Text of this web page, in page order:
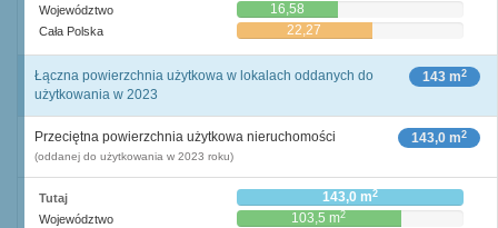
Województwo 16,58
Cała Polska 22,27
143 m2
Łączna powierzchnia użytkowa w lokalach oddanych do
użytkowania w 2023
143,0 m2
Przeciętna powierzchnia użytkowa nieruchomości
(oddanej do użytkowania w 2023 roku)
Tutaj 143,0 m2
Województwo 103,5 m2